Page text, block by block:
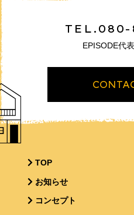
TEL.080-
EPISODE代
TOP
お知らせ
コンセプト